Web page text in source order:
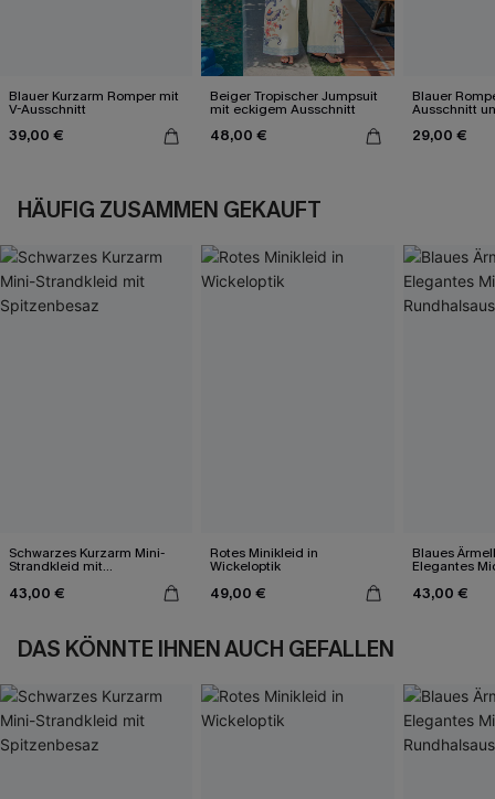
Blauer Kurzarm Romper mit
V-Ausschnitt
39,00 €
Beiger Tropischer Jumpsuit
mit eckigem Ausschnitt
48,00 €
Blauer
Ausschnitt
29,00 €
HÄUFIG ZUSAMMEN GEKAUFT
Schwarzes Kurzarm Mini-
Strandkleid mit
43,00 €
Rotes Minikleid in
Wickeloptik
49,00 €
Blaues
Elegantes
43,00 €
DAS KÖNNTE IHNEN AUCH GEFALLEN